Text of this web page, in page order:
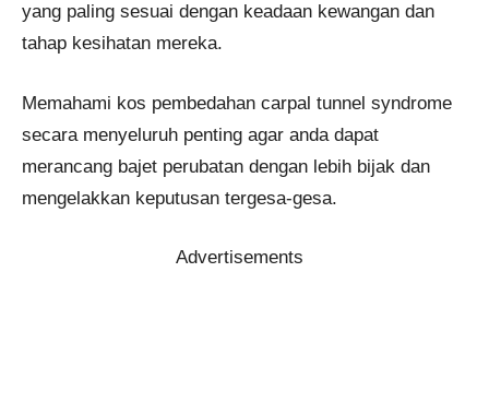
yang paling sesuai dengan keadaan kewangan dan
tahap kesihatan mereka.
Memahami kos pembedahan carpal tunnel syndrome
secara menyeluruh penting agar anda dapat
merancang bajet perubatan dengan lebih bijak dan
mengelakkan keputusan tergesa-gesa.
Advertisements